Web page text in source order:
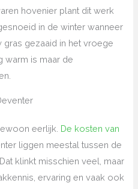
hovenier plant dit werk
in de winter wanneer
gras gezaaid in het vroege
warm is maar de
eerlijk. De kosten van
liggen meestal tussen de
klinkt misschien veel, maar
ervaring en vaak ook